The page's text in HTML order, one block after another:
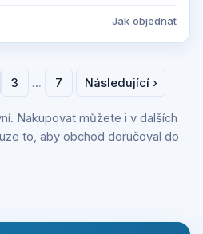
Jak objednat
3 … 7 Následující ›
Nakupovat můžete i v dalších
to, aby obchod doručoval do